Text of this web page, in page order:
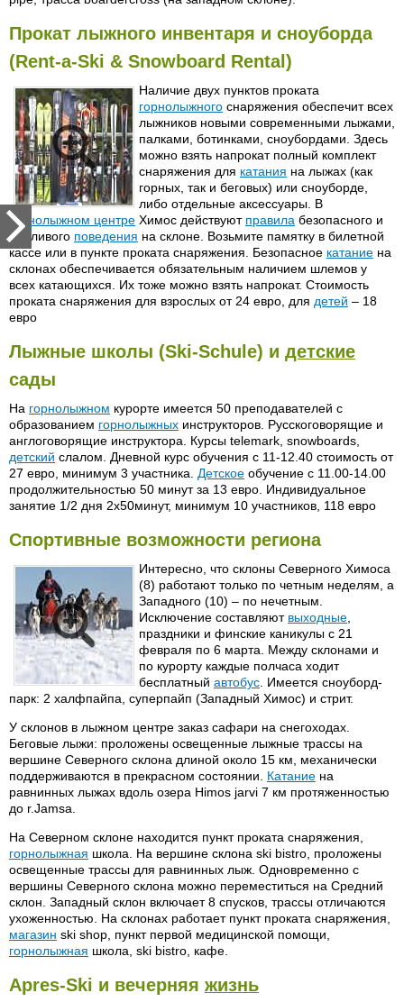
Прокат лыжного инвентаря и сноуборда
(Rent-a-Ski & Snowboard Rental)
Наличие двух пунктов проката
горнолыжного снаряжения обеспечит всех
лыжников новыми современными лыжами,
палками, ботинками, сноубордами. Здесь
можно взять напрокат полный комплект
снаряжения для катания на лыжах (как
горных, так и беговых) или сноуборде,
либо отдельные аксессуары. В
горнолыжном центре Химос действуют правила безопасного и
вежливого поведения на склоне. Возьмите памятку в билетной
кассе или в пункте проката снаряжения. Безопасное катание на
склонах обеспечивается обязательным наличием шлемов у
всех катающихся. Их тоже можно взять напрокат. Стоимость
проката снаряжения для взрослых от 24 евро, для детей – 18
евро
Лыжные школы (Ski-Schule) и детские
сады
На горнолыжном курорте имеется 50 преподавателей с
образованием горнолыжных инструкторов. Русскоговорящие и
англоговорящие инструктора. Курсы telemark, snowboards,
детский слалом. Дневной курс обучения с 11-12.40 стоимость от
27 евро, минимум 3 участника. Детское обучение с 11.00-14.00
продолжительностью 50 минут за 13 евро. Индивидуальное
занятие 1/2 дня 2х50минут, минимум 10 участников, 118 евро
Спортивные возможности региона
Интересно, что склоны Северного Химоса
(8) работают только по четным неделям, а
Западного (10) – по нечетным.
Исключение составляют выходные
праздники и финские каникулы с 21
февраля по 6 марта. Между склонами и
по курорту каждые полчаса ходит
бесплатный автобус . Имеется сноуборд-
парк: 2 халфпайпа, суперпайп (Западный Химос) и стрит.
У склонов в лыжном центре заказ сафари на снегоходах.
Беговые лыжи: проложены освещенные лыжные трассы на
вершине Северного склона длиной около 15 км, механически
поддерживаются в прекрасном состоянии. Катание на
равнинных лыжах вдоль озера Himos jarvi 7 км протяженностью
до r.Jamsa.
На Северном склоне находится пункт проката снаряжения,
горнолыжная школа. На вершине склона ski bistro, проложены
освещенные трассы для равнинных лыж. Одновременно с
вершины Северного склона можно переместиться на Средний
склон. Западный склон включает 8 спусков, трассы отличаются
ухоженностью. На склонах работает пункт проката снаряжения,
магазин ski shop, пункт первой медицинской помощи,
горнолыжная школа, ski bistro, кафе.
Apres-Ski и вечерняя жизнь